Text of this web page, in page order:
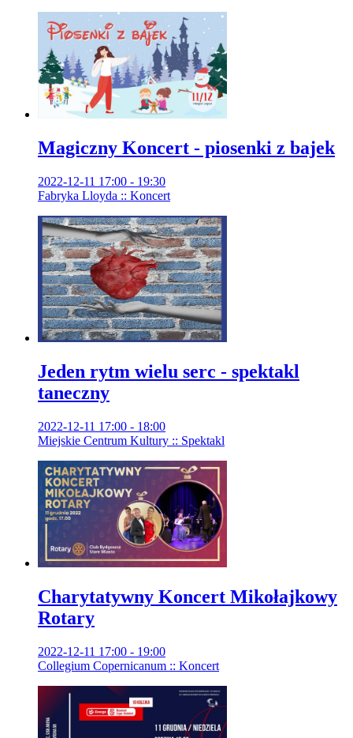
Magiczny Koncert - piosenki z bajek
2022-12-11 17:00 - 19:30
Fabryka Lloyda :: Koncert
Jeden rytm wielu serc - spektakl
taneczny
2022-12-11 17:00 - 18:00
Miejskie Centrum Kultury :: Spektakl
Charytatywny Koncert Mikołajkowy
Rotary
2022-12-11 17:00 - 19:00
Collegium Copernicanum :: Koncert